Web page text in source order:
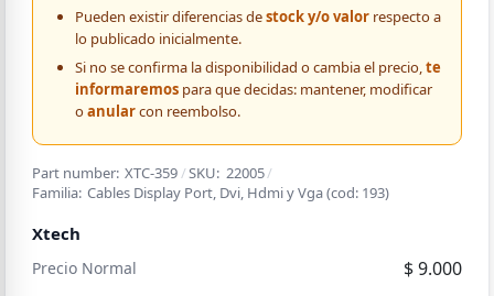
Pueden existir diferencias destock y/o valorrespecto a
lo publicado inicialmente.
Si no se confirma la disponibilidad o cambia el precio,te
informaremospara que decidas: mantener, modificar
oanularcon reembolso.
Part number: XTC-359 /SKU: 22005/
Familia: Cables Display Port, Dvi, Hdmi y Vga(cod: 193)
Xtech
Precio Normal $ 9.000